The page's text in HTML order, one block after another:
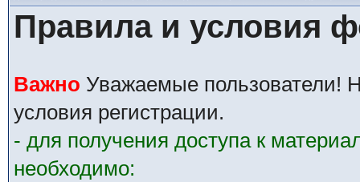
Правила и условия
Важно Уважаемые пользователи!
условия регистрации.
- для получения доступа к
необходимо: